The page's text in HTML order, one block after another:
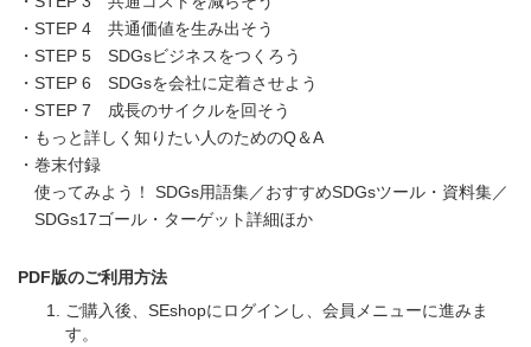
・STEP 4 共通価値を生み出そう
・STEP 5 SDGsビジネスをつくろう
・STEP 6 SDGsを会社に定着させよう
・STEP 7 成長のサイクルを回そう
・もっと詳しく知りたい人のためのQ＆A
・巻末付録
使ってみよう！ SDGs用語集／おすすめSDGsツール・資料集／
SDGs17ゴール・ターゲット詳細ほか
PDF版のご利用方法
ご購入後、SEshopにログインし、会員メニューに進みま
す。